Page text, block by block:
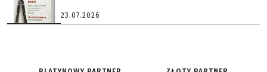
23.07.2026